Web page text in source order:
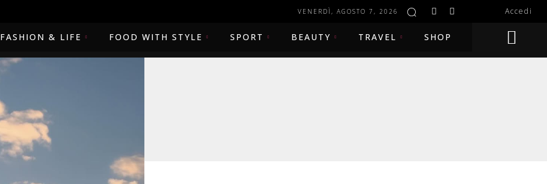
VENERDÌ, AGOSTO 7, 2026 Accedi
FASHION & LIFE FOOD WITH STYLE SPORT BEAUTY TRAVEL SHOP